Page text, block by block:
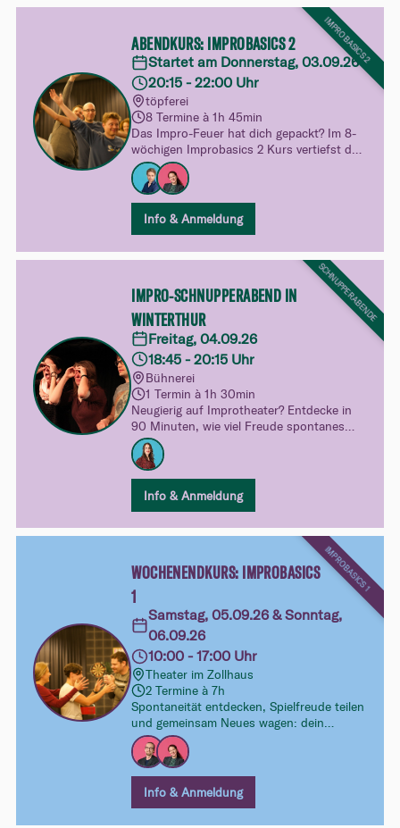
IMPROBASICS 2
ABENDKURS: IMPROBASICS 2
Startet am Donnerstag, 03.09.26
20:15 - 22:00 Uhr
töpferei
8 Termine à 1h 45min
Das Impro-Feuer hat dich gepackt? Im 8-
wöchigen Improbasics 2 Kurs vertiefst du
dein Spiel und entdeckst mit Figuren,
Emotionen und Status neue Facetten des
Improtheaters. Mehr Sicherheit, mehr
Freiheit und noch mehr Spielfreude.
Info & Anmeldung
SCHNUPPERABENDE
IMPRO-SCHNUPPERABEND IN
WINTERTHUR
Freitag, 04.09.26
18:45 - 20:15 Uhr
Bühnerei
1 Termin à 1h 30min
Neugierig auf Improtheater? Entdecke in
90 Minuten, wie viel Freude spontanes
Spielen machen kann. Ganz unverbindlich,
ohne Druck und mit viel Raum zum
Ausprobieren – dein spielerischer Einblick
in unsere Kurswelt.
Info & Anmeldung
IMPROBASICS 1
WOCHENENDKURS: IMPROBASICS
1
Samstag, 05.09.26 & Sonntag,
06.09.26
10:00 - 17:00 Uhr
Theater im Zollhaus
2 Termine à 7h
Spontaneität entdecken, Spielfreude teilen
und gemeinsam Neues wagen: dein
Intensiv-Wochenende im Improtheater.
Ohne Vorkenntnisse, ohne Druck – dafür
mit viel Lust aufs Ausprobieren und
Eintauchen.
Info & Anmeldung